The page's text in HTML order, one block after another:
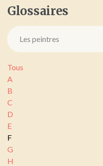
Glossaires
Tous
A
B
C
D
E
F
G
H